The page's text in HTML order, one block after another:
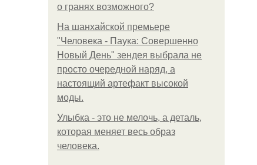
о гранях возможного?
На шанхайской премьере
"Человека - Паука: Совершенно
Новый День" зендея выбрала не
просто очередной наряд, а
настоящий артефакт высокой
моды.
Улыбка - это не мелочь, а деталь,
которая меняет весь образ
человека.